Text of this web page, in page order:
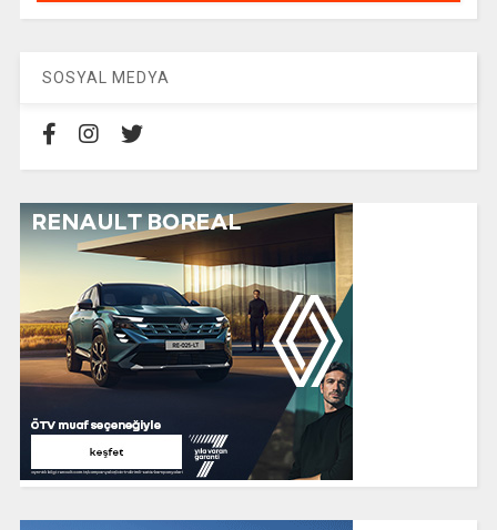
SOSYAL MEDYA